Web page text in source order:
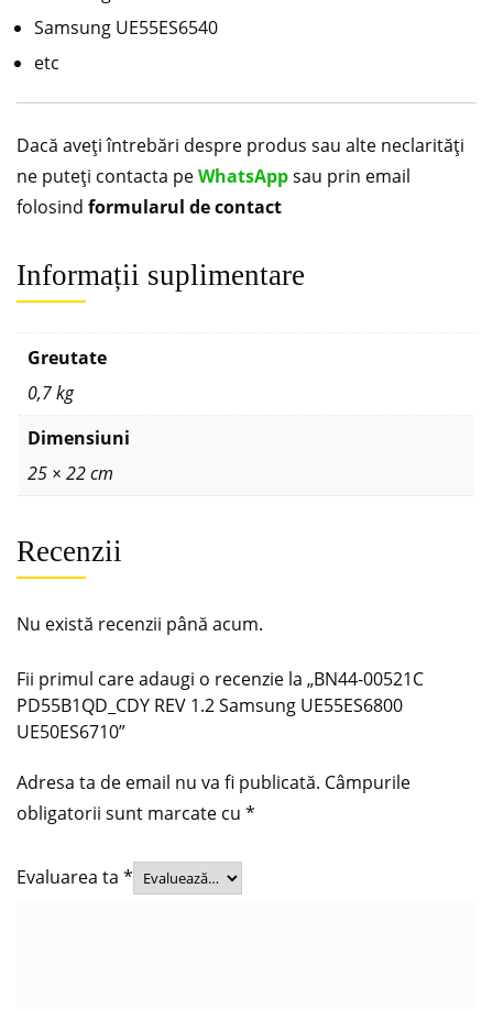
Samsung UE55ES6540
etc
Dacă aveți întrebări despre produs sau alte neclarități
ne puteți contacta peWhatsAppsau prin email
folosind formularul de contact
Informații suplimentare
Greutate
0,7 kg
Dimensiuni
25 × 22 cm
Recenzii
Nu există recenzii până acum.
Fii primul care adaugi o recenzie la „BN44-00521C
PD55B1QD_CDY REV 1.2 Samsung UE55ES6800
UE50ES6710”
Adresa ta de email nu va fi publicată. Câmpurile
obligatorii sunt marcate cu *
Evaluarea ta *